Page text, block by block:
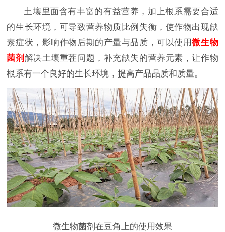
土壤里面含有丰富的有益营养，加上根系需要合适
的生长环境，可导致营养物质比例失衡，使作物出现缺
素症状，影响作物后期的产量与品质，可以使用微生物
菌剂 解决土壤重茬问题，补充缺失的营养元素，让作物
根系有一个良好的生长环境，提高产品品质和质量。
微生物菌剂在豆角上的使用效果